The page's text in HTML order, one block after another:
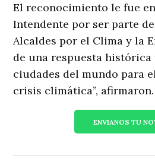
El reconocimiento le fue
Intendente por ser parte
Alcaldes por el Clima y la
de una respuesta histórica
ciudades del mundo para
crisis climática”, afirmaron.
ENVIANOS TU